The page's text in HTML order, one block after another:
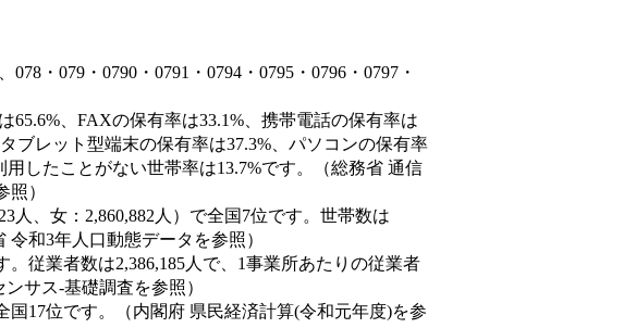
・079・0790・0791・0794・0795・0796・0797・
、FAXの保有率は33.1%、携帯電話の保有率は
ブレット型端末の保有率は37.3%、パソコンの保有率
したことがない世帯率は13.7%です。（総務省 通信
）
人、女：2,860,882人）で全国7位です。世帯数は
令和3年人口動態データを参照）
従業者数は2,386,185人で、1事業所あたりの従業者
サス‐基礎調査を参照）
国17位です。（内閣府 県民経済計算(令和元年度)を参